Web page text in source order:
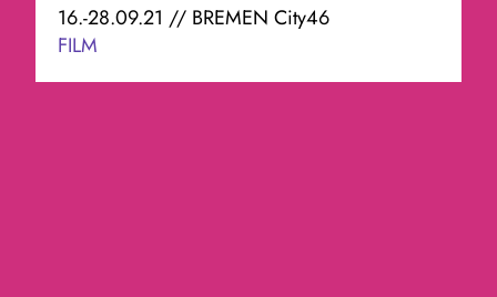
16.-28.09.21 // BREMEN City46
FILM